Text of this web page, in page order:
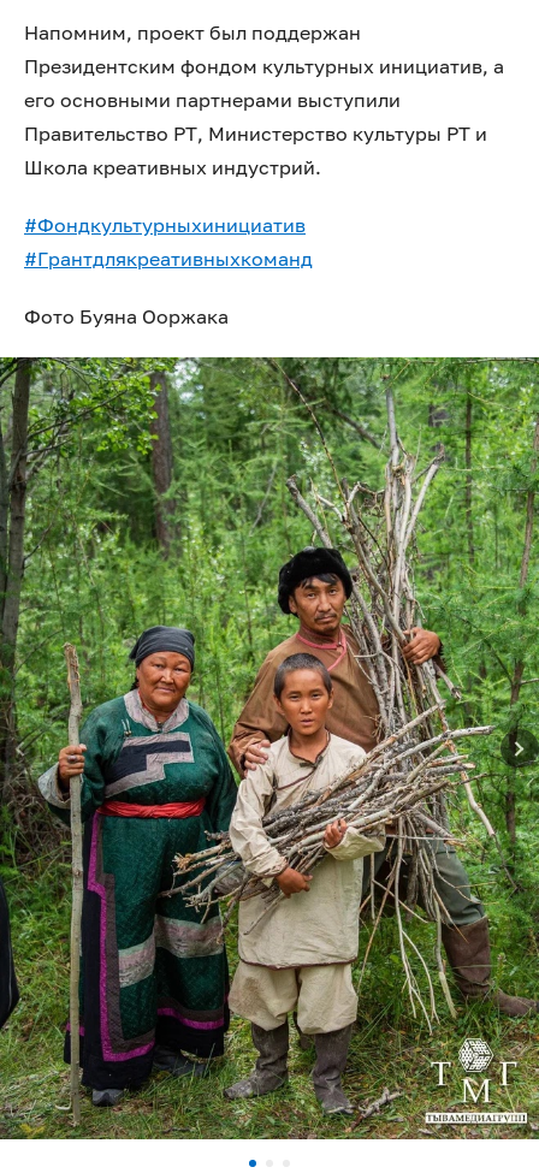
Напомним, проект был поддержан
Президентским фондом культурных инициатив, а
его основными партнерами выступили
Правительство РТ, Министерство культуры РТ и
Школа креативных индустрий.
#Фондкультурныхинициатив
#Грантдлякреативныхкоманд
Фото Буяна Ооржака